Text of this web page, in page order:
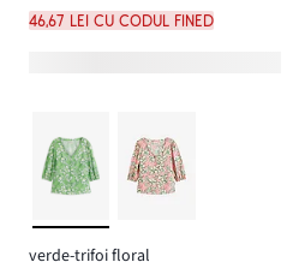
46,67 lei cu codul FINED
verde-trifoi floral